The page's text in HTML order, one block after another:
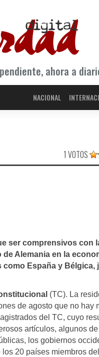
ahora a
NACIONAL
1 VOTOS
ser comprensivos con
Alemania en la
España y Bélgica,
(TC). La
de agosto que no hay
del TC, cuyo
artículos, algunos
los gobiernos
20 países miembros